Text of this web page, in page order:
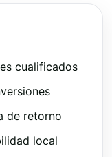
cualificados
de retorno
local